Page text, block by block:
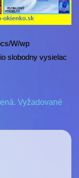
W/wp
slobodny vysielac
Vyžadované